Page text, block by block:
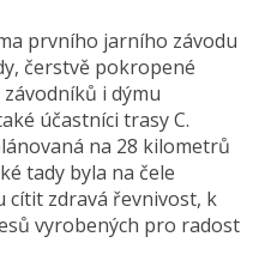
prvního jarního závodu
čerstvě pokropené
i dýmu
účastníci trasy C.
na 28 kilometrů
tady byla na čele
cítit zdravá řevnivost, k
vyrobených pro radost